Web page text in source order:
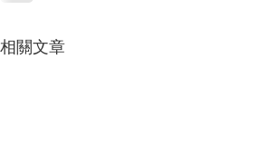
相關文章